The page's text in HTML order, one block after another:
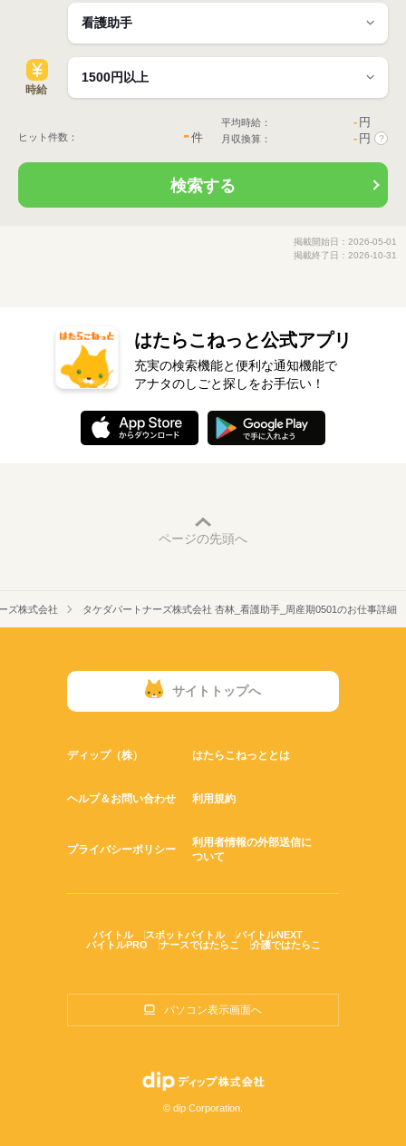
時給
ヒット件数： -件
平均時給： - 円
月収換算： - 円 ?
検索する
掲載開始日：2026-05-01
掲載終了日：2026-10-31
はたらこねっと公式アプリ
充実の検索機能と便利な通知機能で
アナタのしごと探しをお手伝い！
ページの先頭へ
ズ株式会社 タケダパートナーズ株式会社 杏林_看護助手_周産期0501のお仕事詳細
サイトトップへ
ディップ（株） はたらこねっととは
ヘルプ＆お問い合わせ 利用規約
プライバシーポリシー
利用者情報の外部送信に
ついて
バイトル スポットバイトル
バイトルNEXT
バイトルPRO
ナースではたらこ 介護ではたらこ
パソコン表示画面へ
© dip Corporation.